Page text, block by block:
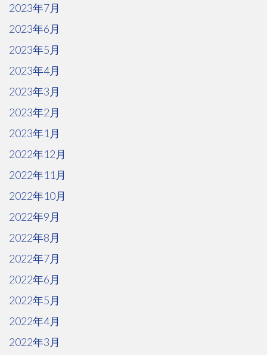
2023年7月
2023年6月
2023年5月
2023年4月
2023年3月
2023年2月
2023年1月
2022年12月
2022年11月
2022年10月
2022年9月
2022年8月
2022年7月
2022年6月
2022年5月
2022年4月
2022年3月